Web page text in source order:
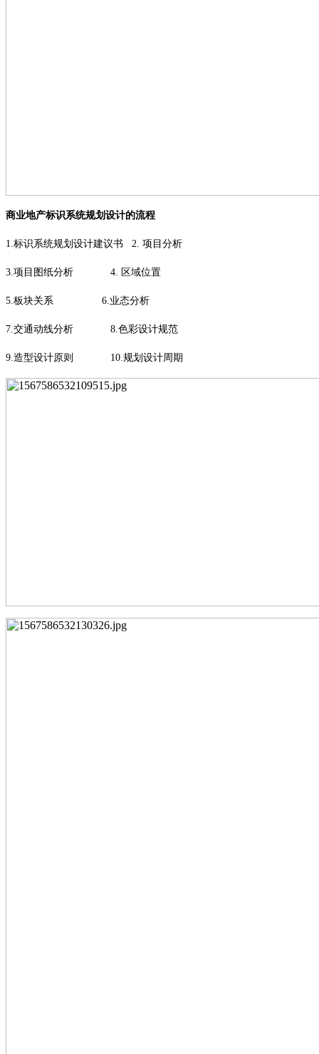
商业地产标识系统规划设计的流程
1. 标识系统规划设计建议书 2. 项目分析
3. 项目图纸分析 4. 区域位置
5 板块关系 6 业态分析
7. 交通动线分析 8. 色彩设计规范
9. 造型设计原则 10. 规划设计周期